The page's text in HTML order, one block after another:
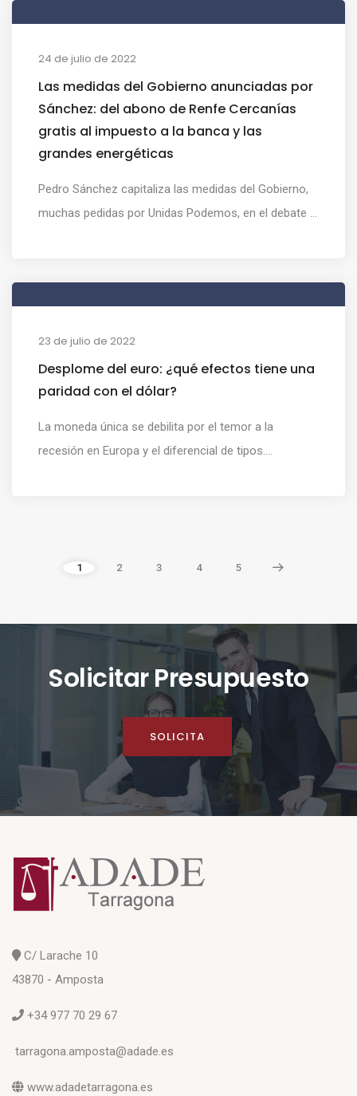
24 de julio de 2022
Las medidas del Gobierno anunciadas por
Sánchez: del abono de Renfe Cercanías
gratis al impuesto a la banca y las
grandes energéticas
Pedro Sánchez capitaliza las medidas del Gobierno,
muchas pedidas por Unidas Podemos, en el debate ...
23 de julio de 2022
Desplome del euro: ¿qué efectos tiene una
paridad con el dólar?
La moneda única se debilita por el temor a la
recesión en Europa y el diferencial de tipos....
1 2 3 4 5
Solicitar Presupuesto
SOLICITA
C/ Larache 10
43870 - Amposta
+34 977 70 29 67
tarragona.amposta@adade.es
www.adadetarragona.es